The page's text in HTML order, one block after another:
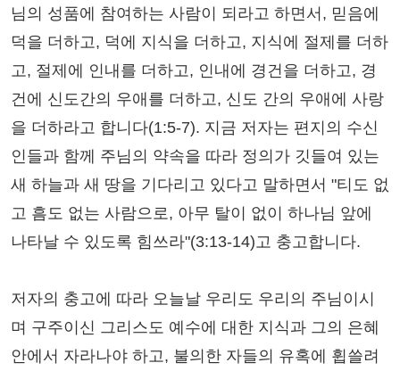
님의 성품에 참여하는 사람이 되라고 하면서, 믿음에
덕을 더하고, 덕에 지식을 더하고, 지식에 절제를 더하
고, 절제에 인내를 더하고, 인내에 경건을 더하고, 경
건에 신도간의 우애를 더하고, 신도 간의 우애에 사랑
을 더하라고 합니다(1:5-7). 지금 저자는 편지의 수신
인들과 함께 주님의 약속을 따라 정의가 깃들여 있는
새 하늘과 새 땅을 기다리고 있다고 말하면서 "티도 없
고 흠도 없는 사람으로, 아무 탈이 없이 하나님 앞에
나타날 수 있도록 힘쓰라"(3:13-14)고 충고합니다.
저자의 충고에 따라 오늘날 우리도 우리의 주님이시
며 구주이신 그리스도 예수에 대한 지식과 그의 은혜
안에서 자라나야 하고, 불의한 자들의 유혹에 휩쓸려